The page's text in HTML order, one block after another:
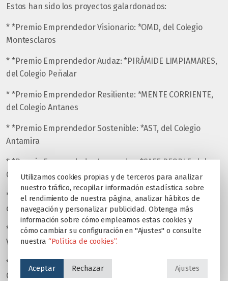
Estos han sido los proyectos galardonados:
* *Premio Emprendedor Visionario: *OMD, del Colegio
Montesclaros
* *Premio Emprendedor Audaz: *PIRÁMIDE LIMPIAMARES,
del Colegio Peñalar
* *Premio Emprendedor Resiliente: *MENTE CORRIENTE,
del Colegio Antanes
* *Premio Emprendedor Sostenible: *AST, del Colegio
Antamira
* *Premio Emprendedor Innovador: *SAFE PEOPLE, del
Colegio Parque
* *Premio Emprendedor Disruptivo: *AQUATEX SERVICE,
del Colegio Peñalvento
* *Premio Emprendedor Inspirador: *CINETOX, del Colegio
Valdefuentes
*
*Gran Premio Emprendedor Educare: *MULTIKO, del
Colegio Torrevilano
Utilizamos cookies propias y de terceros para analizar
nuestro tráfico, recopilar información estadística sobre
el rendimiento de nuestra página, analizar hábitos de
navegación y personalizar publicidad. Obtenga más
información sobre cómo empleamos estas cookies y
cómo cambiar su configuración en "Ajustes" o consulte
nuestra “Política de cookies”.
Aceptar Rechazar Ajustes